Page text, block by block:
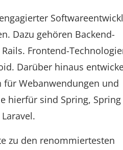
Dazu gehören Backend-
Frontend-
Darüber hinaus
Webanwendungen und
hierfür sind Spring,
zu den renommiertesten